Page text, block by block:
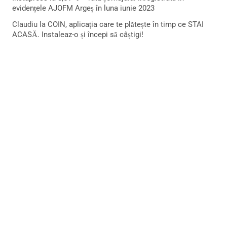
evidențele AJOFM Argeș în luna iunie 2023
Claudiu la COIN, aplicația care te plătește în timp ce STAI
ACASĂ. Instaleaz-o și începi să câștigi!